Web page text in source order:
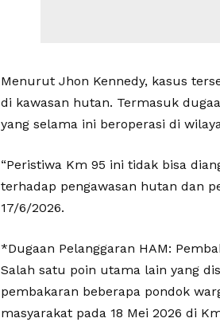
Menurut Jhon Kennedy, kasus
di kawasan hutan. Termasuk
yang selama ini beroperasi di
“Peristiwa Km 95 ini tidak bisa
terhadap pengawasan hutan dan
17/6/2026.
*Dugaan Pelanggaran HAM:
Salah satu poin utama lain yang
pembakaran beberapa pondok
masyarakat pada 18 Mei 2026 di